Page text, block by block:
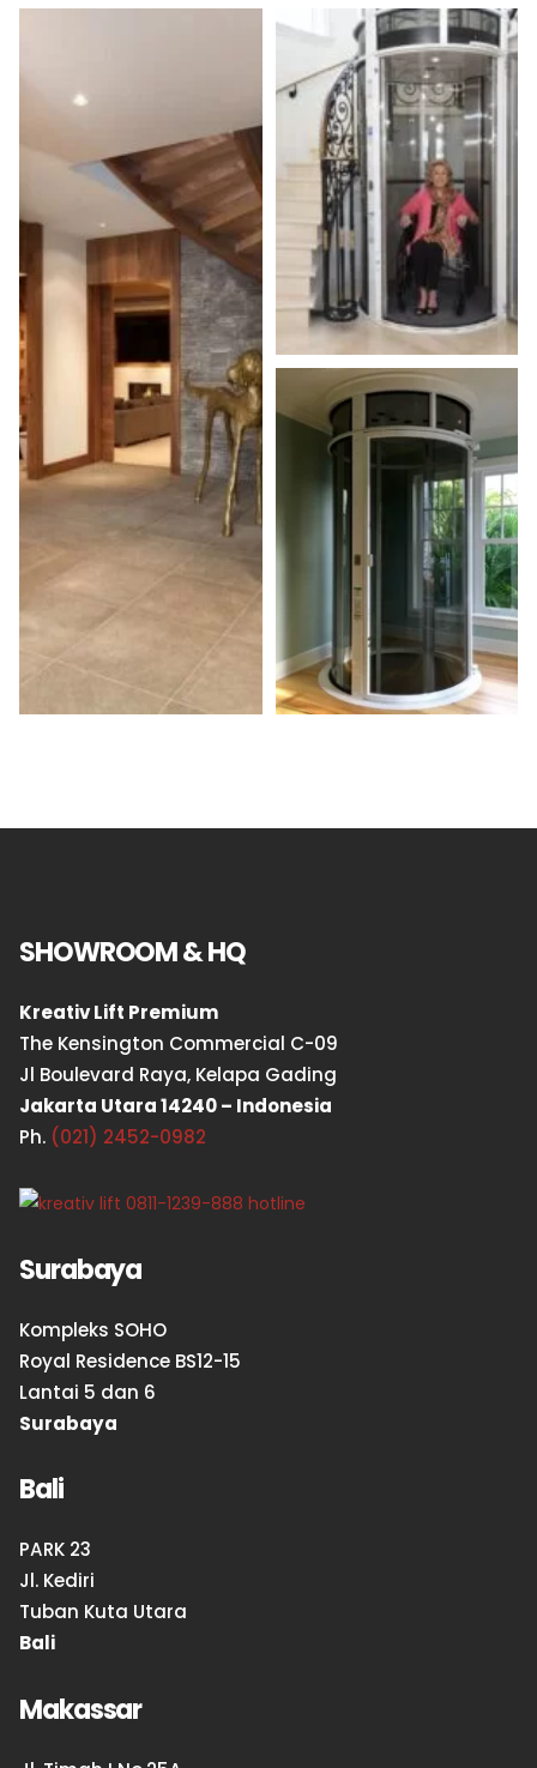
SHOWROOM & HQ
Kreativ Lift Premium
The Kensington Commercial C-09
Jl Boulevard Raya, Kelapa Gading
Jakarta Utara 14240 – Indonesia
Ph. (021) 2452-0982
Surabaya
Kompleks SOHO
Royal Residence BS12-15
Lantai 5 dan 6
Surabaya
Bali
PARK 23
Jl. Kediri
Tuban Kuta Utara
Bali
Makassar